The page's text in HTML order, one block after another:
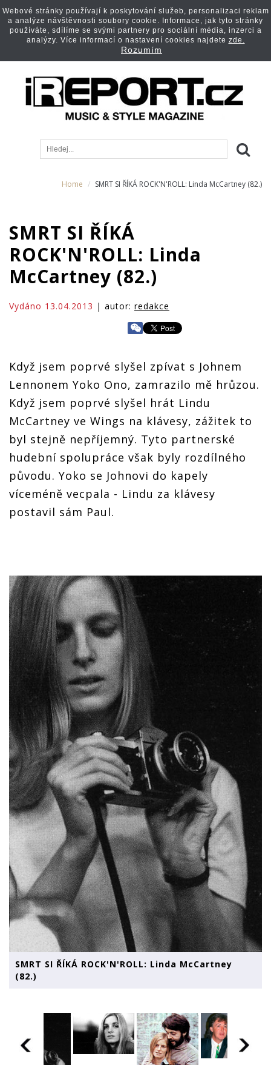
Home SMRT SI ŘÍKÁ ROCK'N'ROLL: Linda McCartney (82.)
SMRT SI ŘÍKÁ
ROCK'N'ROLL: Linda
McCartney (82.)
Vydáno 13.04.2013 | autor: redakce
Když jsem poprvé slyšel zpívat s Johnem
Lennonem Yoko Ono, zamrazilo mě hrůzou.
Když jsem poprvé slyšel hrát Lindu
McCartney ve Wings na klávesy, zážitek to
byl stejně nepříjemný. Tyto partnerské
hudební spolupráce však byly rozdílného
původu. Yoko se Johnovi do kapely
víceméně vecpala - Lindu za klávesy
postavil sám Paul.
SMRT SI ŘÍKÁ ROCK'N'ROLL: Linda McCartney
(82.)
Webové stránky používají k poskytování služeb, personalizaci reklam
a analýze návštěvnosti soubory cookie. Informace, jak tyto stránky
používáte, sdílíme se svými partnery pro sociální média, inzerci a
analýzy. Více informací o nastavení cookies najdete zde.
Rozumím